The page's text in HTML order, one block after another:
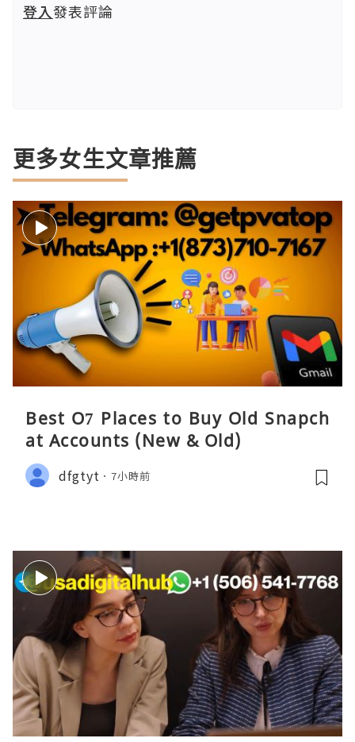
登入發表評論
更多女生文章推薦
Best O7 Places to Buy Old Snapch
at Accounts (New & Old)
dfgtyt 7小時前